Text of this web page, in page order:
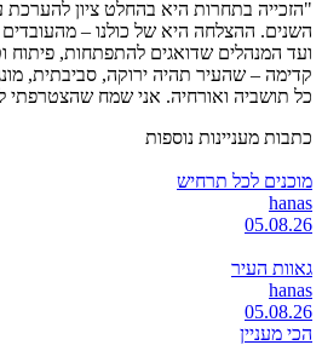
"הזכייה בתחרות היא בהחלט ציון
השנים. ההצלחה היא של כולנו –
ועד המנהלים שדואגים להתפתחות, פיתוח
קדימה – שהעיר תהיה ירוקה, סביבתית,
כל תושביה ואורחיה. אני שמח שהצטרפתי
כתבות מעניינות נוספות
מוכנים לכל תרחיש
hanas
05.08.26
גאוות העיר
hanas
05.08.26
הכי מעניין